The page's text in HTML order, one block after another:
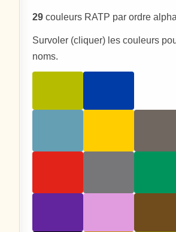
29 couleurs RATP par ordre
Survoler (cliquer) les couleurs
noms.